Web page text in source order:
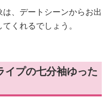
、デートシーンからお出
くれるでしょう。
イプの七分袖ゆった